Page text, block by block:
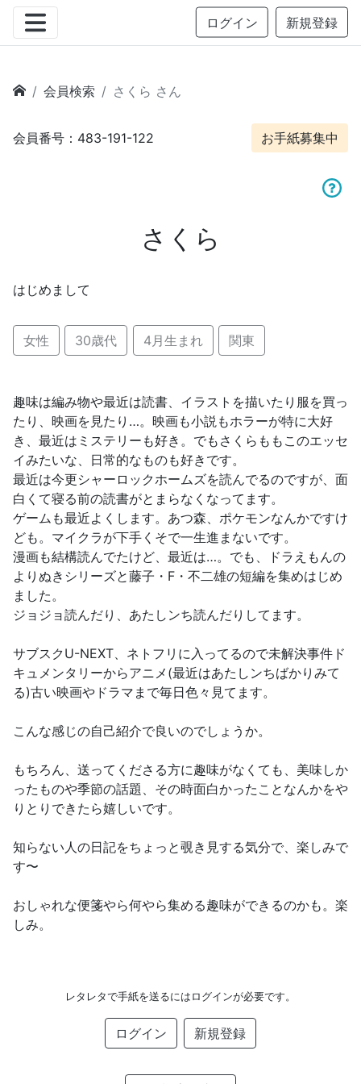
ログイン 新規登録
会員検索 さくら さん
会員番号：483-191-122 お手紙募集中
さくら
はじめまして
女性 30歳代 4月生まれ 関東
趣味は編み物や最近は読書、イラストを描いたり服を買っ
たり、映画を見たり…。映画も小説もホラーが特に大好
き、最近はミステリーも好き。でもさくらももこのエッセ
イみたいな、日常的なものも好きです。
最近は今更シャーロックホームズを読んでるのですが、面
白くて寝る前の読書がとまらなくなってます。
ゲームも最近よくします。あつ森、ポケモンなんかですけ
ども。マイクラが下手くそで一生進まないです。
漫画も結構読んでたけど、最近は…。でも、ドラえもんの
よりぬきシリーズと藤子・F・不二雄の短編を集めはじめ
ました。
ジョジョ読んだり、あたしンち読んだりしてます。
サブスクU-NEXT、ネトフリに入ってるので未解決事件ド
キュメンタリーからアニメ(最近はあたしンちばかりみて
る)古い映画やドラマまで毎日色々見てます。
こんな感じの自己紹介で良いのでしょうか。
もちろん、送ってくださる方に趣味がなくても、美味しか
ったものや季節の話題、その時面白かったことなんかをや
りとりできたら嬉しいです。
知らない人の日記をちょっと覗き見する気分で、楽しみで
す〜
おしゃれな便箋やら何やら集める趣味ができるのかも。楽
しみ。
レタレタで手紙を送るにはログインが必要です。
ログイン 新規登録